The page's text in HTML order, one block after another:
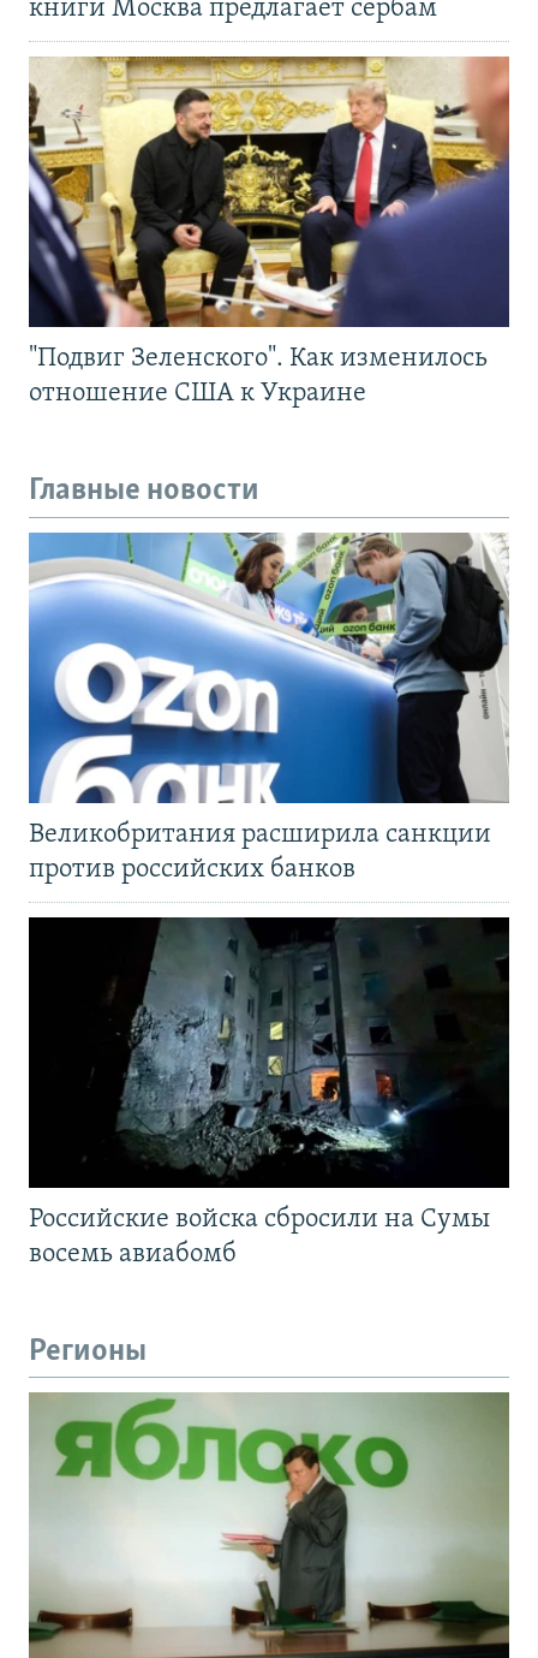
книги Москва предлагает сербам
"Подвиг Зеленского". Как изменилось
отношение США к Украине
Главные новости
Великобритания расширила санкции
против российских банков
Российские войска сбросили на Сумы
восемь авиабомб
Регионы